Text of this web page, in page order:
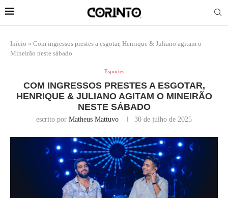
Início » Com ingressos prestes a esgotar, Henrique & Juliano agitam o
Mineirão neste sábado
Esportes
COM INGRESSOS PRESTES A ESGOTAR,
HENRIQUE & JULIANO AGITAM O MINEIRÃO
NESTE SÁBADO
escrito por Matheus Mattuvo 30 de julho de 2025